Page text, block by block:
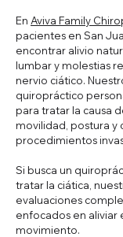
En Aviva Family
pacientes en San
encontrar alivio
lumbar y molestias
nervio ciático.
quiropráctico
para tratar la causa
movilidad, postura y
procedimientos
Si busca un
tratar la ciática,
evaluaciones
enfocados en aliviar
movimiento.